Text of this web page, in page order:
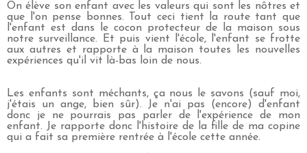
On élève son enfant avec les valeurs qui sont les nôtres et
que l'on pense bonnes. Tout ceci tient la route tant que
l'enfant est dans le cocon protecteur de la maison sous
notre surveillance. Et puis vient l'école, l'enfant se frotte
aux autres et rapporte à la maison toutes les nouvelles
expériences qu'il vit là-bas loin de nous.
Les enfants sont méchants, ça nous le savons (sauf moi,
j'étais un ange, bien sûr). Je n'ai pas (encore) d'enfant
donc je ne pourrais pas parler de l'expérience de mon
enfant. Je rapporte donc l'histoire de la fille de ma copine
qui a fait sa première rentrée à l'école cette année.